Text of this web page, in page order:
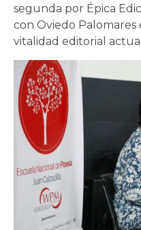
segunda por Épica
con Oviedo Palomares
vitalidad editorial